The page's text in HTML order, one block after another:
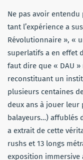
Ne pas avoir entendu
tant l’expérience a
Révolutionnaire », «
superlatifs a en effet
faut dire que « DAU »
reconstituant un
plusieurs centaines
deux ans à jouer
balayeurs…) affublés
a extrait de cette
rushs et 13 longs
exposition immersive